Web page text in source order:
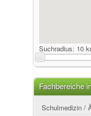
Suchradius: 10
Fachbereiche
Schulmedizin /